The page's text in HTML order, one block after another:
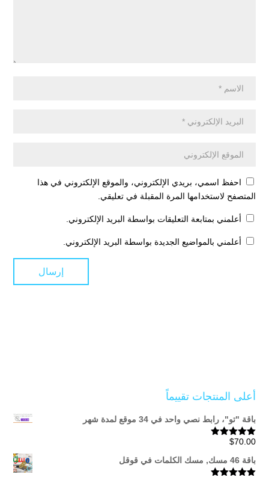
احفظ اسمي، بريدي الإلكتروني، والموقع الإلكتروني في هذا
المتصفح لاستخدامها المرة المقبلة في تعليقي.
أعلمني بمتابعة التعليقات بواسطة البريد الإلكتروني.
أعلمني بالمواضيع الجديدة بواسطة البريد الإلكتروني.
أعلى المنتجات تقييماً
باقة "تو"، رابط نصي واحد في 34 موقع لمدة شهر
تم التقييم
$70.00
باقة 46 مسك, مسك الكلمات في قوقل